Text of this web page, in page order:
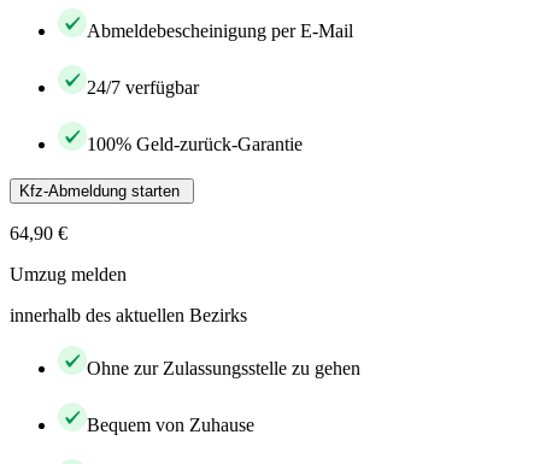
Abmeldebescheinigung per E-Mail
24/7 verfügbar
100% Geld-zurück-Garantie
Kfz-Abmeldung starten
64,90 €
Umzug melden
innerhalb des aktuellen Bezirks
Ohne zur Zulassungsstelle zu gehen
Bequem von Zuhause